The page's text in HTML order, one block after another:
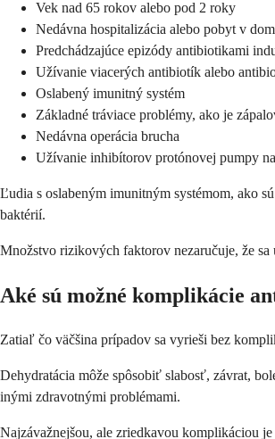
Vek nad 65 rokov alebo pod 2 roky
Nedávna hospitalizácia alebo pobyt v
Predchádzajúce epizódy antibiotikami
Užívanie viacerých antibiotík alebo
Oslabený imunitný systém
Základné tráviace problémy, ako je
Nedávna operácia brucha
Užívanie inhibítorov protónovej pumpy
Ľudia s oslabeným imunitným systémom, ako
baktérií.
Množstvo rizikových faktorov nezaručuje, že
Aké sú možné komplikácie
Zatiaľ čo väčšina prípadov sa vyrieši bez
Dehydratácia môže spôsobiť slabosť, závrat,
inými zdravotnými problémami.
Najzávažnejšou, ale zriedkavou komplikáciou